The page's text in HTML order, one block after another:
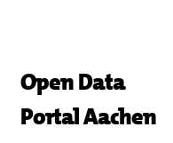
Open Data
Portal Aachen